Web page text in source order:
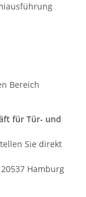
Bereich
für Tür- und
Sie direkt
Hamburg